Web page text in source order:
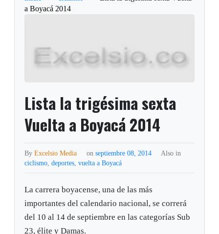
a Boyacá 2014
Lista la trigésima sexta
Vuelta a Boyacá 2014
ByExcelsio Media on septiembre 08, 2014
Also in
ciclismo,deportes,vuelta a Boyacá
La carrera boyacense, una de las más
importantes del calendario nacional, se correrá
del 10 al 14 de septiembre en las categorías Sub
23, élite y Damas.